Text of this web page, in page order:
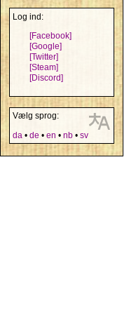
Log ind:
[Facebook]
[Google]
[Twitter]
[Steam]
[Discord]
Vælg sprog:
da • de • en • nb • sv